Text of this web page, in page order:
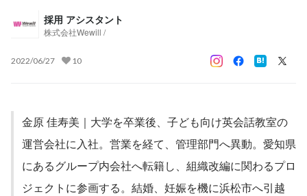
採用 アシスタント
株式会社Wewill /
2022/06/27 10
金原 佳寿美｜大学を卒業後、子ども向け英会話教室の
運営会社に入社。営業を経て、管理部門へ異動。愛知県
にあるグループ内会社へ転籍し、組織改編に関わるプロ
ジェクトに参画する。結婚、妊娠を機に浜松市へ引越